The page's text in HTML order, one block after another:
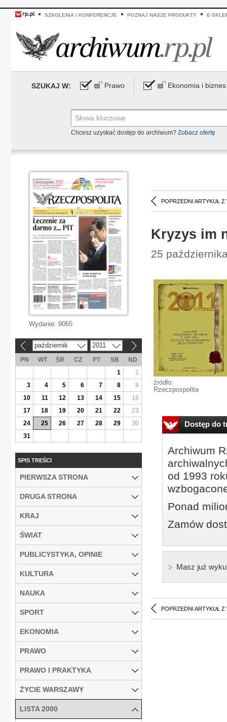
SZKOLENIA I KONFERENCJE POZNAJ NASZE PRODUKTY E-
SZUKAJ W: Prawo Ekonomia i biznes
Chcesz uzyskać dostęp do archiwum? Zobacz ofertę
POPRZEDNI ARTYKUŁ Z
Kryzys im
25
źródło:
Rzeczpospolita
Dostęp do
Archiwum
od 1993
Ponad
Zamów
Masz już
POPRZEDNI ARTYKUŁ Z
Wydanie: 9065
październik 2011
PN WT ŚR CZ PT SB
ND
1
2
3
4 5 6 7 8
9
10
11 12 13 14 15
16
17
18 19 20 21 22
23
24
25 26 27 28 29
30
31
SPIS TREŚCI
PIERWSZA STRONA
DRUGA STRONA
KRAJ
ŚWIAT
PUBLICYSTYKA, OPINIE
KULTURA
NAUKA
SPORT
EKONOMIA
PRAWO
PRAWO I PRAKTYKA
ŻYCIE WARSZAWY
LISTA 2000